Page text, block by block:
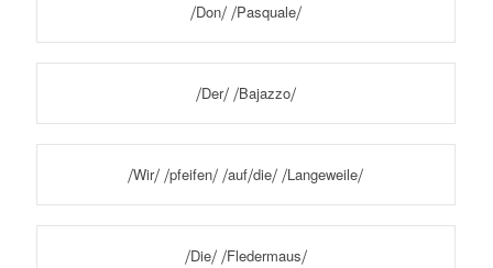
⧸Don⧸ ⧸Pasquale⧸
⧸Der⧸ ⧸Bajazzo⧸
⧸Wir⧸ ⧸pfeifen⧸ ⧸auf⧸die⧸ ⧸Langeweile⧸
⧸Die⧸ ⧸Fledermaus⧸